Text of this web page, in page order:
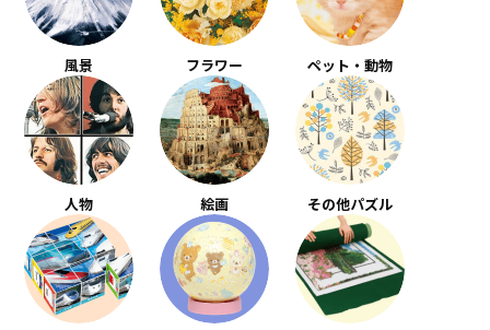
風景 フラワー ペット・動物
人物 絵画 その他パズル